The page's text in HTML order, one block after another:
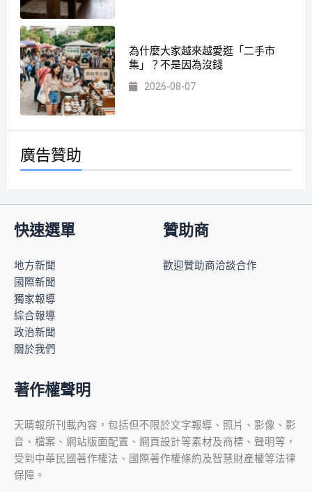
為什麼大家越來越愛逛「二手市
集」？不是因為沒錢
2026-08-07
廣告贊助
快速選單
地方新聞
國際新聞
獨家報導
綜合報導
政治新聞
關於我們
贊助商
歡迎贊助商洽談合作
著作權聲明
天晴報所刊載內容，包括但不限於文字報導、照片、影像、影
音、檔案、網站版面配置、網頁設計等素材及商標、聲明等，
受到中華民國著作權法、國際著作權條約及智慧財產權等法律
保障。